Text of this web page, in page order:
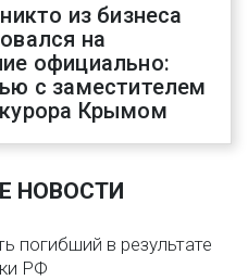
из бизнеса
на
официально:
с заместителем
Крымом
НОВОСТИ
погибший в результате
РФ